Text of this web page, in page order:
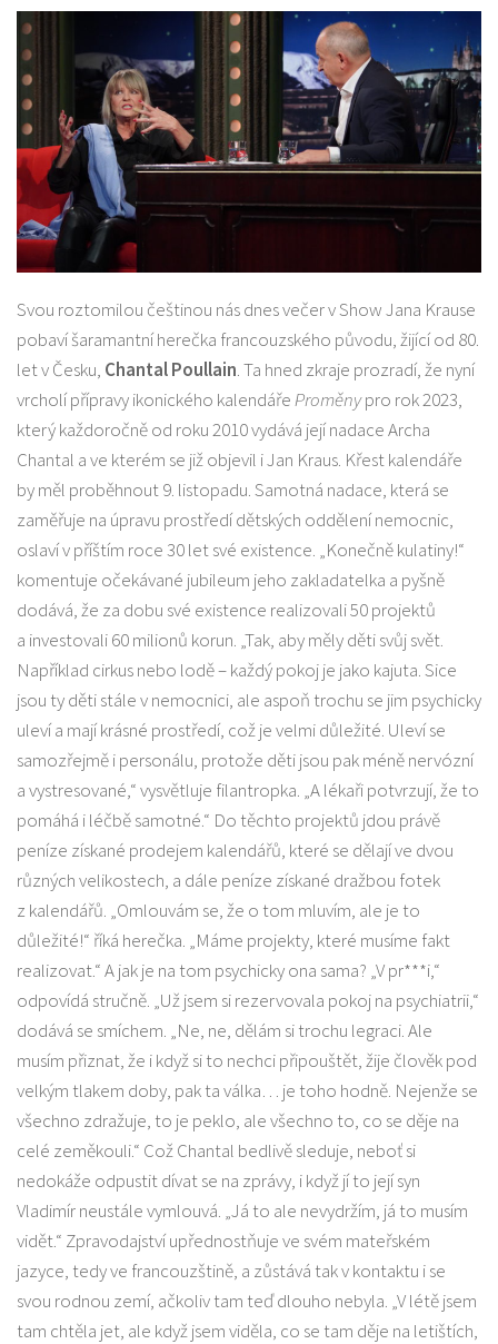
Svou roztomilou češtinou nás dnes večer v Show Jana Krause
pobaví šaramantní herečka francouzského původu, žijící od 80.
let v Česku, Chantal Poullain. Ta hned zkraje prozradí, že nyní
vrcholí přípravy ikonického kalendářeProměnypro rok 2023,
který každoročně od roku 2010 vydává její nadace Archa
Chantal a ve kterém se již objevil i Jan Kraus. Křest kalendáře
by měl proběhnout 9. listopadu. Samotná nadace, která se
zaměřuje na úpravu prostředí dětských oddělení nemocnic,
oslaví v příštím roce 30 let své existence. „Konečně kulatiny!“
komentuje očekávané jubileum jeho zakladatelka a pyšně
dodává, že za dobu své existence realizovali 50 projektů
a investovali 60 milionů korun. „Tak, aby měly děti svůj svět.
Například cirkus nebo lodě – každý pokoj je jako kajuta. Sice
jsou ty děti stále v nemocnici, ale aspoň trochu se jim psychicky
uleví a mají krásné prostředí, což je velmi důležité. Uleví se
samozřejmě i personálu, protože děti jsou pak méně nervózní
a vystresované,“ vysvětluje filantropka. „A lékaři potvrzují, že to
pomáhá i léčbě samotné.“ Do těchto projektů jdou právě
peníze získané prodejem kalendářů, které se dělají ve dvou
různých velikostech, a dále peníze získané dražbou fotek
z kalendářů. „Omlouvám se, že o tom mluvím, ale je to
důležité!“ říká herečka. „Máme projekty, které musíme fakt
realizovat.“ A jak je na tom psychicky ona sama? „V pr***i,“
odpovídá stručně. „Už jsem si rezervovala pokoj na psychiatrii,“
dodává se smíchem. „Ne, ne, dělám si trochu legraci. Ale
musím přiznat, že i když si to nechci připouštět, žije člověk pod
velkým tlakem doby, pak ta válka… je toho hodně. Nejenže se
všechno zdražuje, to je peklo, ale všechno to, co se děje na
celé zeměkouli.“ Což Chantal bedlivě sleduje, neboť si
nedokáže odpustit dívat se na zprávy, i když jí to její syn
Vladimír neustále vymlouvá. „Já to ale nevydržím, já to musím
vidět.“ Zpravodajství upřednostňuje ve svém mateřském
jazyce, tedy ve francouzštině, a zůstává tak v kontaktu i se
svou rodnou zemí, ačkoliv tam teď dlouho nebyla. „V létě jsem
tam chtěla jet, ale když jsem viděla, co se tam děje na letištích,